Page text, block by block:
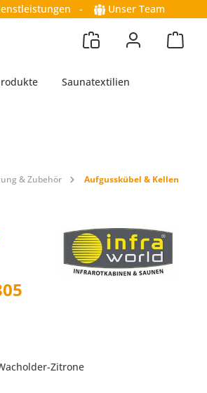
- Unser Team
Saunatextilien
& Zubehör Aufgusskübel & Kellen
Zitrone